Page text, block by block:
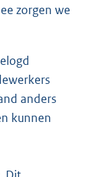
zorgen we
anders
kunnen